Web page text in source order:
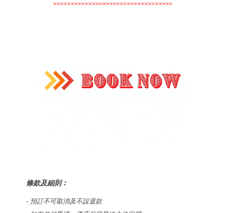
>>>>>>>>>>>>>>>>>>>>>>>>>>>>>>>>>>
條款及細則︰
- 預訂不可取消及不設退款